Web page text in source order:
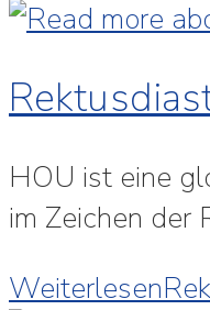
HOU ist eine
im Zeichen der
Weiterlesen